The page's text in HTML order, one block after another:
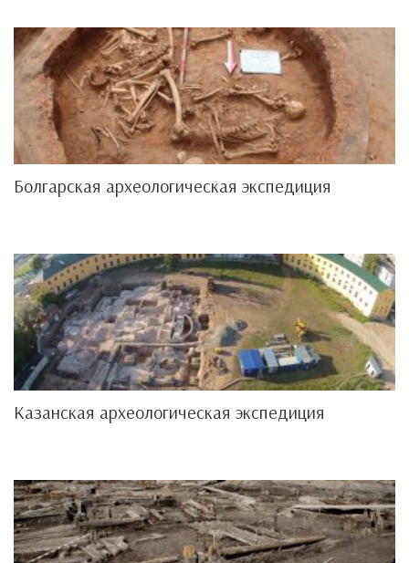
Болгарская археологическая экспедиция
Казанская археологическая экспедиция